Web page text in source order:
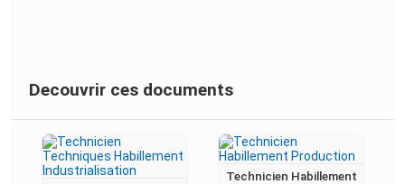
Decouvrir ces documents
Technicien Habillement